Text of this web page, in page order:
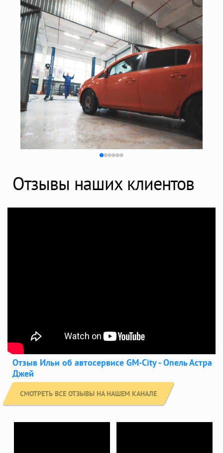
Отзывы наших клиентов
Отзыв Ильи об автосервисе GM-City - Опель Астра
Джей
СМОТРЕТЬ ВСЕ ОТЗЫВЫ НА НАШЕМ КАНАЛЕ